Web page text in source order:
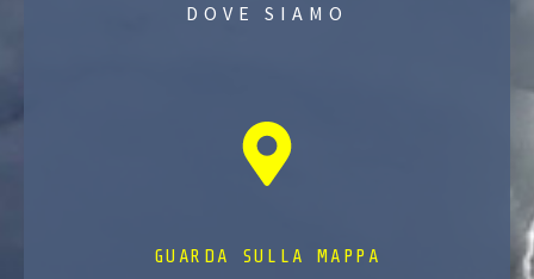
DOVE SIAMO
GUARDA SULLA MAPPA